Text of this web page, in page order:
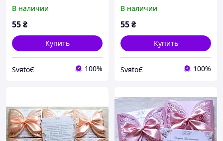
приглашение на свадьбу
ручной работы ажурные
В наличии
55₴
Купить
SvяtoЄ 100%
приглашение на свадьбу
ручной работы ажурные
В наличии
55₴
Купить
SvяtoЄ 100%